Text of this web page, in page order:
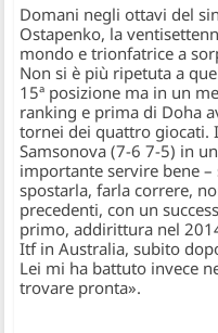
Domani negli ottavi del
Ostapenko, la
mondo e trionfatrice a
Non si è più ripetuta a
15ª posizione ma in un
ranking e prima di Doha
tornei dei quattro giocati.
Samsonova (7-6 7-5) in
importante servire bene –
spostarla, farla correre,
precedenti, con un
primo, addirittura nel
Itf in Australia, subito
Lei mi ha battuto invece
trovare pronta».